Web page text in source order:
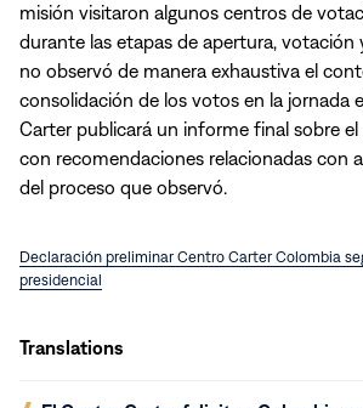
misión visitaron algunos centros de
durante las etapas de apertura, votación
no observó de manera exhaustiva el
consolidación de los votos en la jornada
Carter publicará un informe final sobre
con recomendaciones relacionadas con
del proceso que observó.
Declaración preliminar Centro Carter Colombia
presidencial
Translations